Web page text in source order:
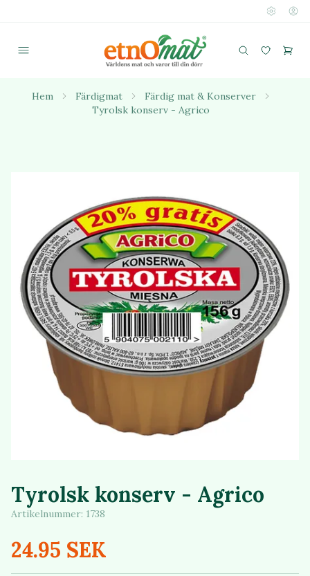
Hem Färdigmat
Färdig mat & Konserver
Tyrolsk konserv - Agrico
Tyrolsk konserv - Agrico
Artikelnummer: 1738
24.95 SEK